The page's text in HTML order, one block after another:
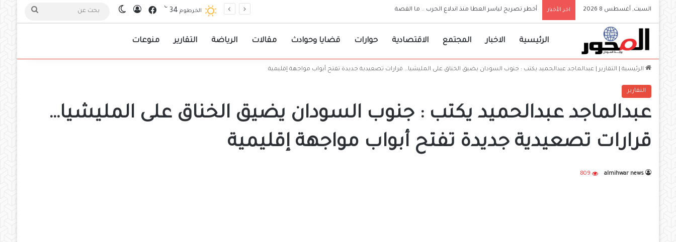
السبت, أغسطس 8 2026 اخر الأخبار أخطر تصريح لياسر العطا منذ اندلاع الحرب .. ما القصة الخرطوم 34
℃ فيسبوكتسجيل الدخول
الوضع المظلم
الرئيسية الاخبار المجتمع الاقتصادية حوارات قضايا وحوادث مقالات الرياضة التقارير منوعات
الرئيسية التقارير عبدالماجد عبدالحميد يكتب : جنوب السودان يضيق الخناق على المليشيا… قرارات تصعيدية جديدة تفتح أبواب مواجهة إقليمية
التقارير
عبدالماجد عبدالحميد يكتب : جنوب السودان يضيق الخناق على المليشيا…
قرارات تصعيدية جديدة تفتح أبواب مواجهة إقليمية
almihwar news
809